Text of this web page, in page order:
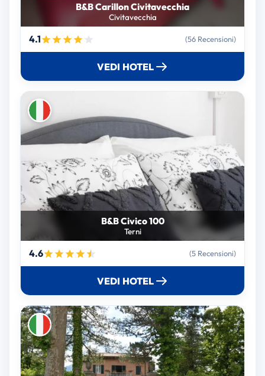
B&B Carillon Civitavecchia
Civitavecchia
4.1 (56 Recensioni)
VEDI HOTEL
B&B Civico 100
Terni
4.6 (5 Recensioni)
VEDI HOTEL